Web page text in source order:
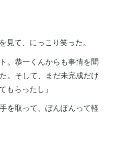
見て、にっこり笑った。
。恭一くんからも事情を聞
。そして、まだ未完成だけ
もらったし」
を取って、ぽんぽんって軽